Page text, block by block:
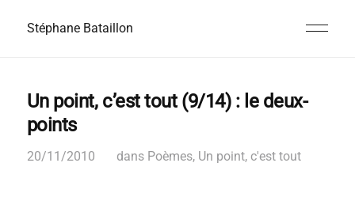
Stéphane Bataillon
Un point, c’est tout (9/14) : le deux-
points
20/11/2010 dans Poèmes, Un point, c'est tout